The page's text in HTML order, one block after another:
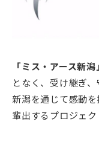
「ミス・アース新潟」
となく、受け継ぎ
新潟を通じて感動
輩出するプロジェク